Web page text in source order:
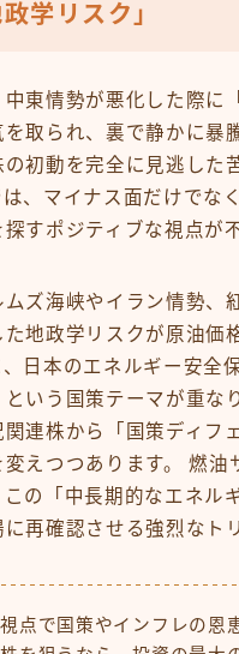
学リスク」
東情勢が悪化した際に
を取られ、裏で静かに暴
の初動を完全に見逃した
、マイナス面だけでな
すポジティブな視点が
ズ海峡やイラン情勢、
た地政学リスクが原油価
、日本のエネルギー安全
いう国策テーマが重な
連株から「国策ディフ
えつつあります。 燃油
この「中長期的なエネル
再確認させる強烈なト
点で国策やインフレの恩